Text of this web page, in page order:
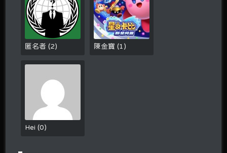
匿名者(2) 陳金寶(1 )
Hei(0)